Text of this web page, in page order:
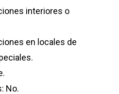
interiores o
en locales de
No.